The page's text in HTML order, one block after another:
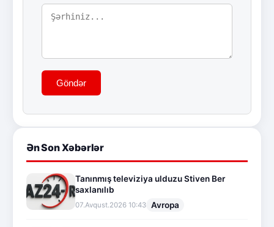
Göndər
Ən Son Xəbərlər
Tanınmış televiziya ulduzu Stiven Ber
saxlanılıb
07.Avqust.2026 10:43 Avropa